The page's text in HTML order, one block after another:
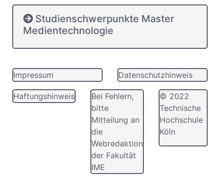
Studienschwerpunkte Master
Medientechnologie
Impressum Datenschutzhinweis
Haftungshinweis
Bei Fehlern,
bitte
Mitteilung an
die
Webredaktion
der Fakultät
IME
© 2022
Technische
Hochschule
Köln